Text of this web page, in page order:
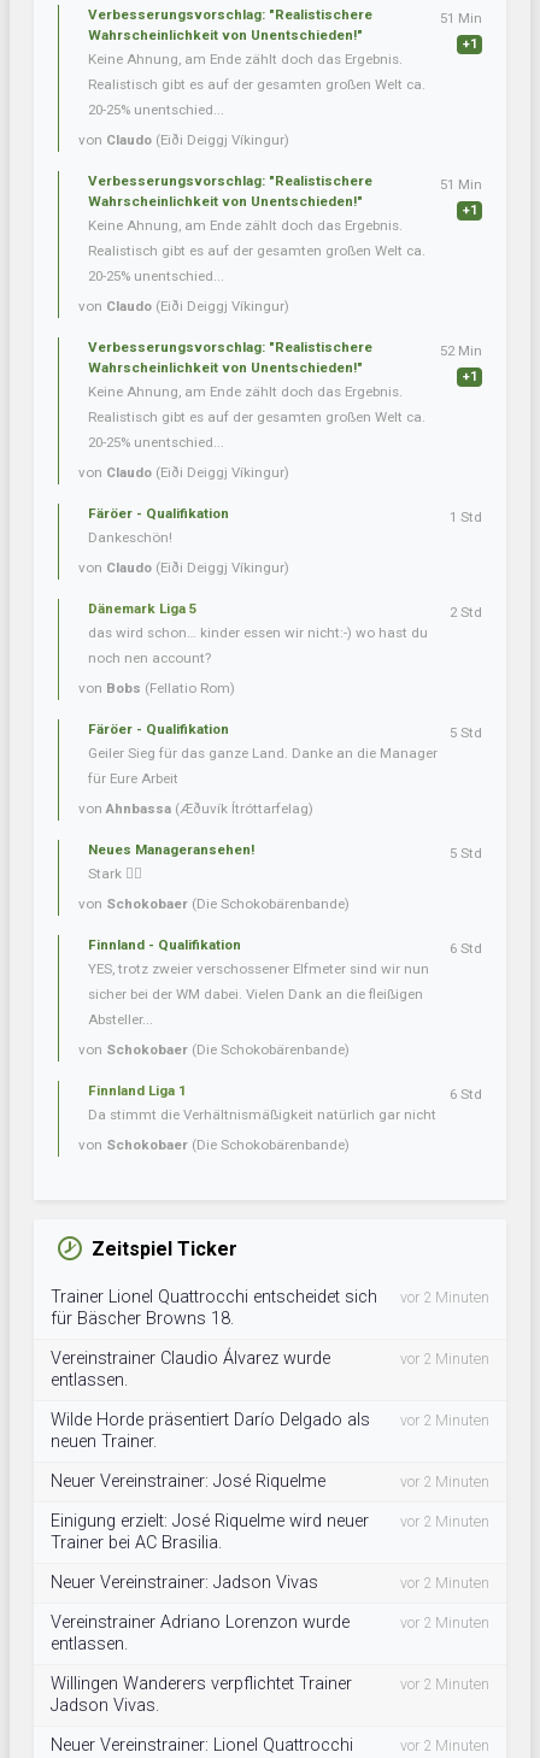
Verbesserungsvorschlag: "Realistischere
Wahrscheinlichkeit von Unentschieden!"
Keine Ahnung, am Ende zählt doch das Ergebnis.
Realistisch gibt es auf der gesamten großen Welt ca.
20-25% unentschied...
von Claudo (Eiði Deiggj Víkingur)
51 Min
+1
Verbesserungsvorschlag: "Realistischere
Wahrscheinlichkeit von Unentschieden!"
Keine Ahnung, am Ende zählt doch das Ergebnis.
Realistisch gibt es auf der gesamten großen Welt ca.
20-25% unentschied...
von Claudo (Eiði Deiggj Víkingur)
51 Min
+1
Verbesserungsvorschlag: "Realistischere
Wahrscheinlichkeit von Unentschieden!"
Keine Ahnung, am Ende zählt doch das Ergebnis.
Realistisch gibt es auf der gesamten großen Welt ca.
20-25% unentschied...
von Claudo (Eiði Deiggj Víkingur)
52 Min
+1
Färöer - Qualifikation
Dankeschön!
von Claudo (Eiði Deiggj Víkingur)
1 Std
Dänemark Liga 5
das wird schon… kinder essen wir nicht:-) wo hast du
noch nen account?
von Bobs (Fellatio Rom)
2 Std
Färöer - Qualifikation
Geiler Sieg für das ganze Land. Danke an die Manager
für Eure Arbeit
vonAhnbassa (Æðuvík Ítróttarfelag)
5 Std
Neues Manageransehen!
Stark 👍🏼
von Schokobaer (Die Schokobärenbande)
5 Std
Finnland - Qualifikation
YES, trotz zweier verschossener Elfmeter sind wir nun
sicher bei der WM dabei. Vielen Dank an die fleißigen
Absteller...
von Schokobaer (Die Schokobärenbande)
6 Std
Finnland Liga 1
Da stimmt die Verhältnismäßigkeit natürlich gar nicht
von Schokobaer (Die Schokobärenbande)
6 Std
Zeitspiel Ticker
Trainer Lionel Quattrocchi entscheidet sich
für Bäscher Browns 18.
vor 2 Minuten
Vereinstrainer Claudio Álvarez wurde
entlassen.
vor 2 Minuten
Wilde Horde präsentiert Darío Delgado als
neuen Trainer.
vor 2 Minuten
Neuer Vereinstrainer: José Riquelme vor 2 Minuten
Einigung erzielt: José Riquelme wird neuer
Trainer bei AC Brasilia.
vor 2 Minuten
Neuer Vereinstrainer: Jadson Vivas vor 2 Minuten
Vereinstrainer Adriano Lorenzon wurde
entlassen.
vor 2 Minuten
Willingen Wanderers verpflichtet Trainer
Jadson Vivas.
vor 2 Minuten
Neuer Vereinstrainer: Lionel Quattrocchi vor 2 Minuten